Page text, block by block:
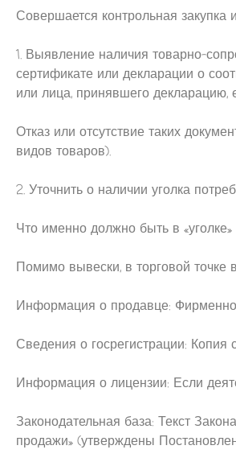
Совершается контрольная
1. Выявление наличия товарно-
сертификате или декларации о
или лица, принявшего декларацию,
Отказ или отсутствие таких
видов товаров).
2. Уточнить о наличии уголка
Что именно должно быть в «уголке»
Помимо вывески, в торговой
Информация о продавце:
Сведения о госрегистрации:
Информация о лицензии: Если
Законодательная база: Текст
продажи» (утверждены